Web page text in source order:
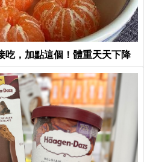
吃，加點這個！體重天天下降